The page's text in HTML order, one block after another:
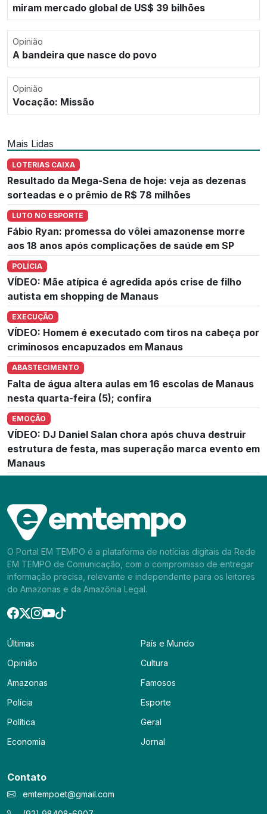
miram mercado global de US$ 39 bilhões
Opinião
A bandeira que nasce do povo
Opinião
Vocação: Missão
Mais Lidas
LOTERIAS CAIXA
Resultado da Mega-Sena de hoje: veja as dezenas
sorteadas e o prêmio de R$ 78 milhões
LUTO NO ESPORTE
Fábio Ryan: promessa do vôlei amazonense morre
aos 18 anos após complicações de saúde em SP
POLÍCIA
VÍDEO: Mãe atípica é agredida após crise de filho
autista em shopping de Manaus
EXECUÇÃO
VÍDEO: Homem é executado com tiros na cabeça por
criminosos encapuzados em Manaus
ABASTECIMENTO
Falta de água altera aulas em 16 escolas de Manaus
nesta quarta-feira (5); confira
EMOÇÃO
VÍDEO: DJ Daniel Salan chora após chuva destruir
estrutura de festa, mas superação marca evento em
Manaus
O Portal EM TEMPO é a plataforma de notícias digitais da Rede
EM TEMPO de Comunicação, com o compromisso de entregar
informação precisa, relevante e independente para os leitores
do Amazonas e da Amazônia Legal.
Últimas
Opinião
Amazonas
Polícia
Política
Economia
País e Mundo
Cultura
Famosos
Esporte
Geral
Jornal
Contato
emtempoet@gmail.com